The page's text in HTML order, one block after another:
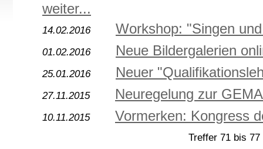
weiter...
14.02.2016 Workshop: "Singen
01.02.2016 Neue Bildergalerien
25.01.2016 Neuer
27.11.2015 Neuregelung zur
10.11.2015 Vormerken: Kongress
Treffer 71 bis 77